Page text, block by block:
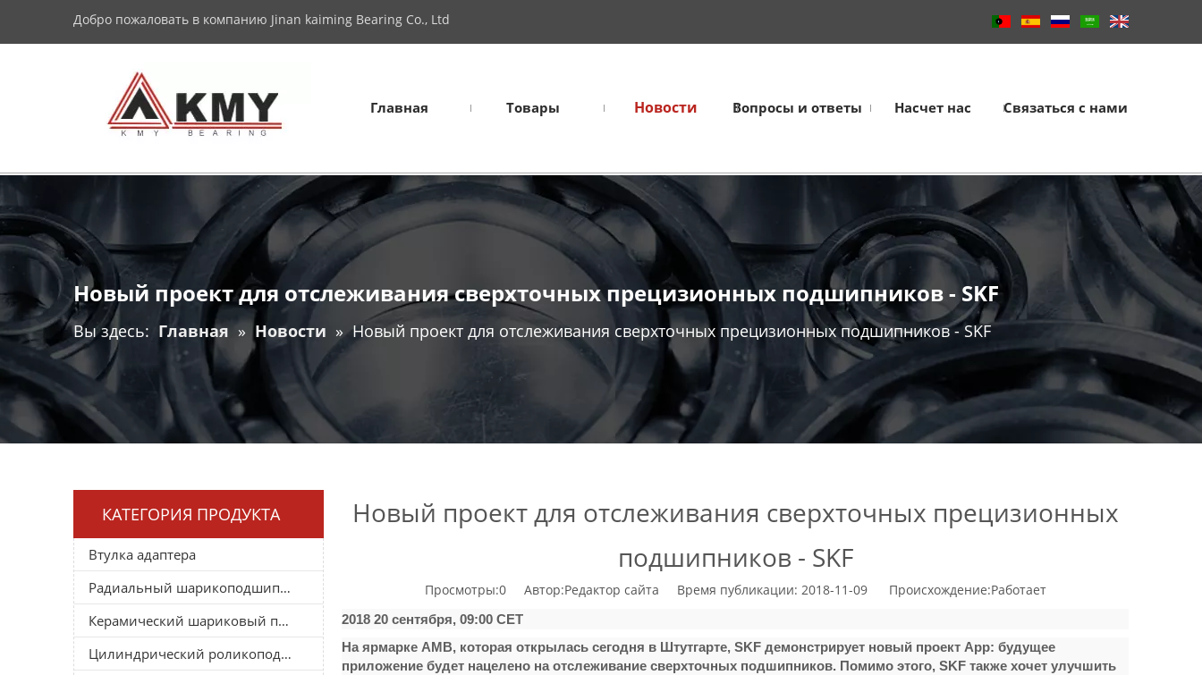
Добро пожаловать в компанию Jinan kaiming Bearing Co., Ltd
Главная Товары Новости Вопросы и ответы Насчет нас Связаться с нами
Новый проект для отслеживания сверхточных прецизионных подшипников - SKF
Вы здесь: Главная » Новости » Новый проект для отслеживания сверхточных прецизионных подшипников - SKF
КАТЕГОРИЯ ПРОДУКТА
Втулка адаптера
Радиальный шарикоподшипник
Керамический шариковый подшипник
Цилиндрический роликоподшипник
Новый проект для отслеживания сверхточных прецизионных
подшипников - SKF
Просмотры:0Автор:Pедактор сайта Время публикации: 2018-11-09 Происхождение:Работает
2018 20 сентября, 09:00 CET
На ярмарке AMB, которая открылась сегодня в Штутгарте, SKF демонстрирует новый проект App: будущее
приложение будет нацелено на отслеживание сверхточных подшипников. Помимо этого, SKF также хочет улучшить